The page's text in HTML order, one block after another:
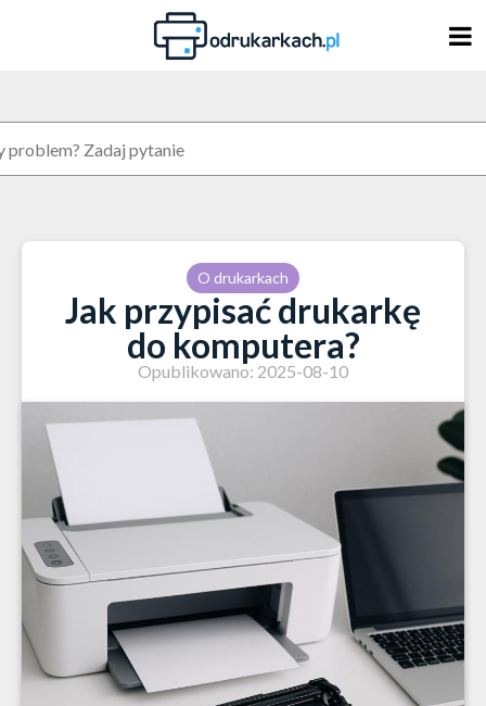
O drukarkach
Jak przypisać drukarkę
do komputera?
Opublikowano: 2025-08-10